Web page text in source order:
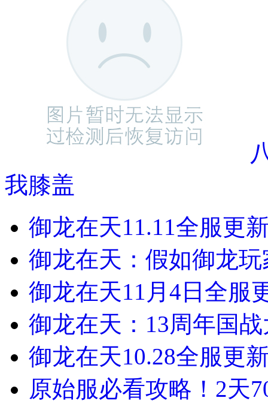
我膝盖
御龙在天11.11全服更
御龙在天：假如御龙
御龙在天11月4日全服
御龙在天：13周年国
御龙在天10.28全服更
原始服必看攻略！2天